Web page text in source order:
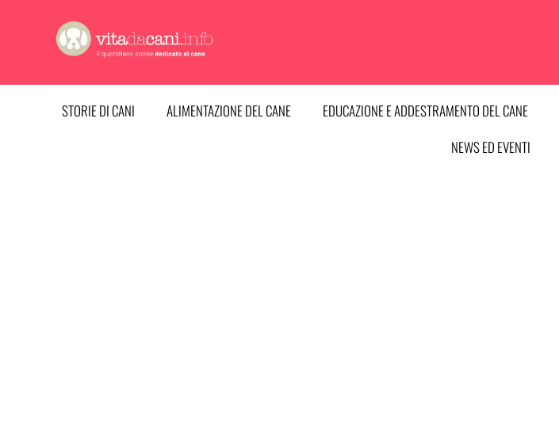
contenuto
STORIE DI CANI ALIMENTAZIONE DEL CANE EDUCAZIONE E ADDESTRAMENTO DEL CANE
NEWS ED EVENTI